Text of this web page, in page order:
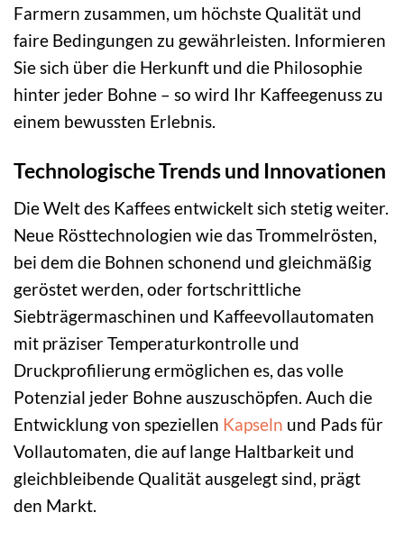
Farmern zusammen, um höchste Qualität und
faire Bedingungen zu gewährleisten. Informieren
Sie sich über die Herkunft und die Philosophie
hinter jeder Bohne – so wird Ihr Kaffeegenuss zu
einem bewussten Erlebnis.
Technologische Trends und Innovationen
Die Welt des Kaffees entwickelt sich stetig weiter.
Neue Rösttechnologien wie das Trommelrösten,
bei dem die Bohnen schonend und gleichmäßig
geröstet werden, oder fortschrittliche
Siebträgermaschinen und Kaffeevollautomaten
mit präziser Temperaturkontrolle und
Druckprofilierung ermöglichen es, das volle
Potenzial jeder Bohne auszuschöpfen. Auch die
Entwicklung von speziellen Kapseln und Pads für
Vollautomaten, die auf lange Haltbarkeit und
gleichbleibende Qualität ausgelegt sind, prägt
den Markt.